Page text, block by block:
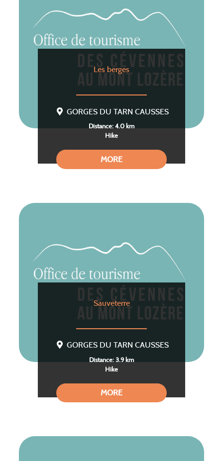
Les berges
GORGES DU TARN CAUSSES
Distance: 4.0 km
Hike
MORE
Sauveterre
GORGES DU TARN CAUSSES
Distance: 3.9 km
Hike
MORE